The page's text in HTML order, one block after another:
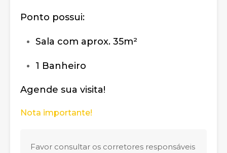
Ponto possui:
Sala com aprox. 35m²
1 Banheiro
Agende sua visita!
Nota importante!
Favor consultar os corretores responsáveis